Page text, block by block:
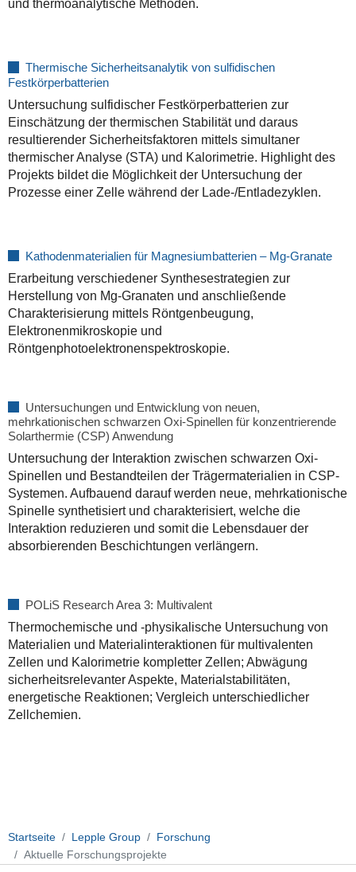
und thermoanalytische Methoden.
Thermische Sicherheitsanalytik von sulfidischen
Festkörperbatterien
Untersuchung sulfidischer Festkörperbatterien zur
Einschätzung der thermischen Stabilität und daraus
resultierender Sicherheitsfaktoren mittels simultaner
thermischer Analyse (STA) und Kalorimetrie. Highlight des
Projekts bildet die Möglichkeit der Untersuchung der
Prozesse einer Zelle während der Lade-/Entladezyklen.
Kathodenmaterialien für Magnesiumbatterien – Mg-Granate
Erarbeitung verschiedener Synthesestrategien zur
Herstellung von Mg-Granaten und anschließende
Charakterisierung mittels Röntgenbeugung,
Elektronenmikroskopie und
Röntgenphotoelektronenspektroskopie.
Untersuchungen und Entwicklung von neuen,
mehrkationischen schwarzen Oxi-Spinellen für konzentrierende
Solarthermie (CSP) Anwendung
Untersuchung der Interaktion zwischen schwarzen Oxi-
Spinellen und Bestandteilen der Trägermaterialien in CSP-
Systemen. Aufbauend darauf werden neue, mehrkationische
Spinelle synthetisiert und charakterisiert, welche die
Interaktion reduzieren und somit die Lebensdauer der
absorbierenden Beschichtungen verlängern.
POLiS Research Area 3: Multivalent
Thermochemische und -physikalische Untersuchung von
Materialien und Materialinteraktionen für multivalenten
Zellen und Kalorimetrie kompletter Zellen; Abwägung
sicherheitsrelevanter Aspekte, Materialstabilitäten,
energetische Reaktionen; Vergleich unterschiedlicher
Zellchemien.
Startseite Lepple Group
Forschung
Aktuelle Forschungsprojekte